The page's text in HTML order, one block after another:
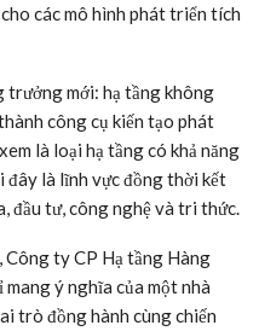
các mô hình phát triển tích
trưởng mới: hạ tầng không
công cụ kiến tạo phát
là loại hạ tầng có khả năng
đây là lĩnh vực đồng thời kết
đầu tư, công nghệ và tri thức.
ty CP Hạ tầng Hàng
ý nghĩa của một nhà
trò đồng hành cùng chiến